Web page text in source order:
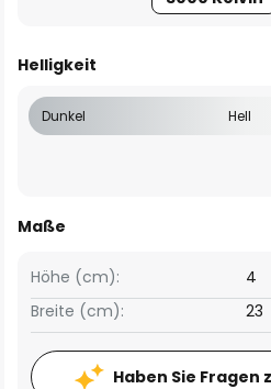
Helligkeit
Dunkel Hell
Maße
Breite (cm): 23
Höhe (cm): 4
Haben Sie Fragen